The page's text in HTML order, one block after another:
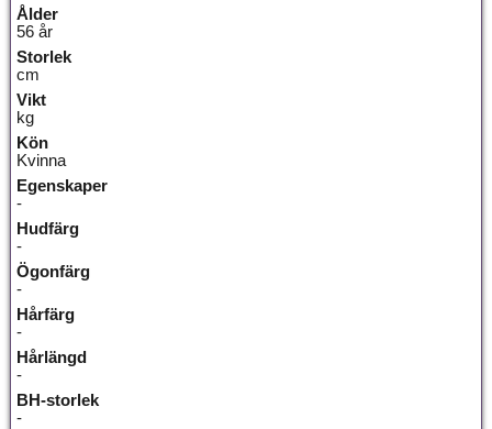
Ålder
56 år
Storlek
cm
Vikt
kg
Kön
Kvinna
Egenskaper
-
Hudfärg
-
Ögonfärg
-
Hårfärg
-
Hårlängd
-
BH-storlek
-